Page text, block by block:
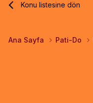
Konu listesine dön
Ana Sayfa Pati-Do